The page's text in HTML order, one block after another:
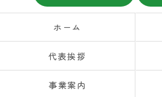
ホーム
代表挨拶
事業案内